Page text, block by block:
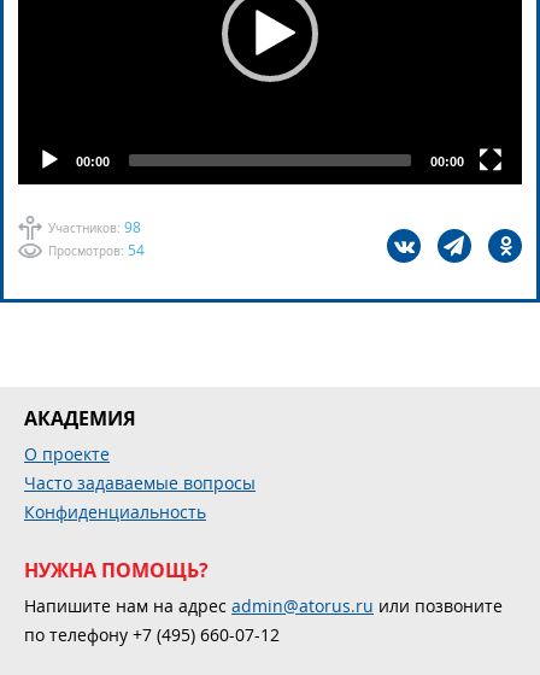
Участников: 98
Просмотров: 54
00:00 00:00
АКАДЕМИЯ
О проекте
Часто задаваемые вопросы
Конфиденциальность
НУЖНА ПОМОЩЬ?
Напишите нам на адрес admin@atorus.ru или позвоните
по телефону +7 (495) 660-07-12